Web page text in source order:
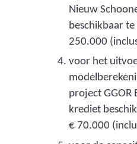
Nieuw
beschikbaar
250.000
voor het
project GGOR
krediet
€ 70.000